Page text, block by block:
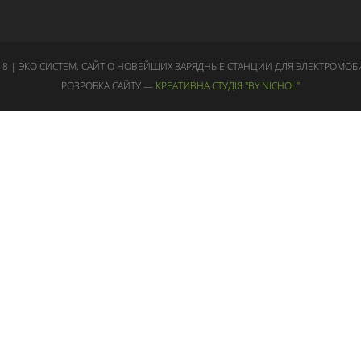
| ЭКО СИСТЕМ. САЙТ О НОВЕЙШИХ ЗАРЯДНЫЕ СТАНЦИИ ДЛЯ
РОЗРОБКА САЙТУ — КРЕАТИВНА СТУДІЯ "BY NICHOL"